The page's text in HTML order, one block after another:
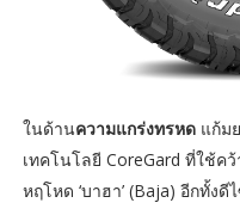
ในด้านความแกร่งทรหดแก้ม
เทคโนโลยี CoreGard ที่ใช้ค
หฤโหด ‘บาฮา’ (Baja) อีกทั้ง